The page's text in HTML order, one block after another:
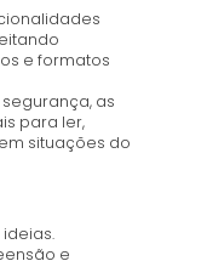
e formatos
as
para ler,
situações do
e